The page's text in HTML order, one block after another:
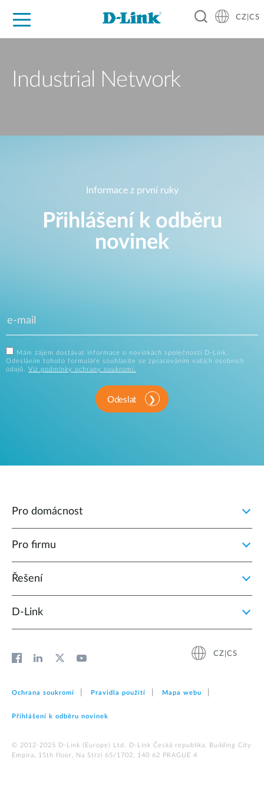
CZ|CS
Industrial Network
Informace z první ruky
Přihlášení k odběru
novinek
Mám zájem dostávat informace o novinkách společnosti D-Link.
Odesláním tohoto formuláře souhlasíte se zpracováním vašich osobních
údajů. Viz podmínky ochrany soukromí.
Odeslat
Pro domácnost
Pro firmu
Řešení
D‑Link
CZ|CS
Ochrana soukromí Pravidla použití Mapa webu
Přihlášení k odběru novinek
© 2012‑2025 D‑Link (Europe) Ltd. D-Link Česká republika, Building City
Empira, 15th floor, Na Strzi 65/1702, 140 62 PRAGUE 4